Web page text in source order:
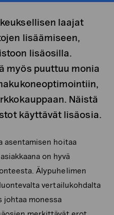
laajat
lisäämiseen,
lisäosilla.
myös puuttuu monia
Näistä
käyttävät lisäosia.
asentamisen hoitaa
on hyvä
Älypuhelimen
vertailukohdalta
johtaa monessa